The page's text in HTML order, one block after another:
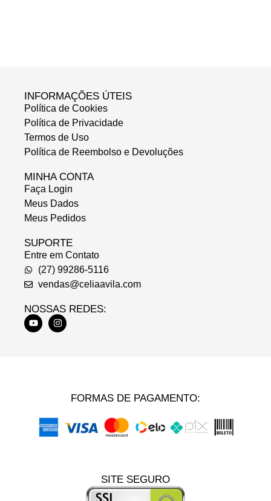
INFORMAÇÕES ÚTEIS
Política de Cookies
Política de Privacidade
Termos de Uso
Política de Reembolso e Devoluções
MINHA CONTA
Faça Login
Meus Dados
Meus Pedidos
SUPORTE
Entre em Contato
(27) 99286-5116
vendas@celiaavila.com
NOSSAS REDES:
FORMAS DE PAGAMENTO:
SITE SEGURO